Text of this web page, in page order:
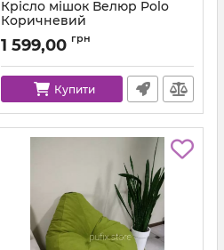
Крісло мішок Велюр Polo
Коричневий
Артикул: km-polo-5-l
1 599,00 грн
Купити